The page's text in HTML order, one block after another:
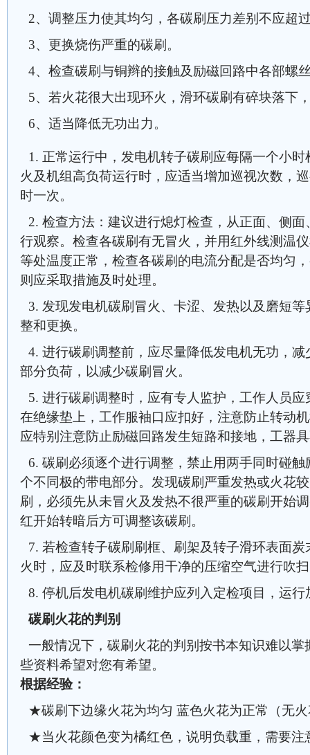
2、调整压力使其均匀，各碳刷压力差别不应超
3、更换烧伤严重的碳刷。
4、检查碳刷与铜辫的接触及励磁回路中各部螺
5、若火花很大出现环火，滑环碳刷有碎块落下
6、适当降低无功出力。
1. 正常运行中，发电机转子碳刷应每隔一个小
火及机组高负荷运行时，应适当增加巡视次数，
时一次。
2. 检查方法：建议进行熄灯检查，从正面、侧
行观察。检查各碳刷有无冒火，并用红外线测温
等处温度正常，检查各碳刷的电流分配是否均匀
则应采取措施及时处理。
3. 发现发电机碳刷冒火、卡涩、发热以及磨短
整和更换。
4. 进行碳刷调整前，应尽量降低发电机无功，
部分负荷，以减少碳刷冒火。
5. 进行碳刷调整时，应有专人监护，工作人员
在绝缘垫上，工作服袖口应扣好，注意防止转动
应特别注意防止励磁回路发生短路和接地，工器
6. 碳刷必须逐个进行调整，禁止用两手同时碰
个不同极的带电部分。发现碳刷严重发热或火花
刷，必须先从未冒火及发热不很严重的碳刷开始
红开始转暗后方可调整该碳刷。
7. 若检查转子碳刷刷框、刷架及转子滑环表面
火时，应及时联系检修用干净的压缩空气进行吹
8. 停机后发电机碳刷维护应列入定检项目，运
碳刷火花的判别
一般情况下，碳刷火花的判别按书本知识难以
些资料希望对您有希望。
根据经验：
★碳刷下边缘火花为均匀 蓝色火花为正常（无
★当火花颜色变为橘红色，说明负载重，需要注